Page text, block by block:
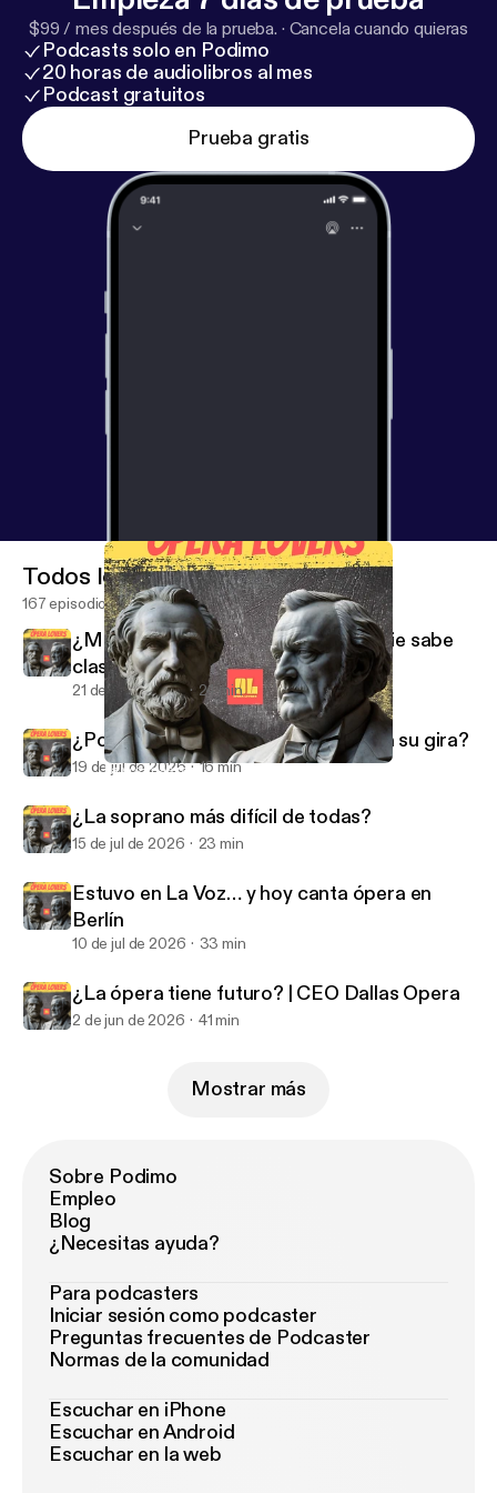
$99 / mes después de la prueba. · Cancela cuando quieras
Podcasts solo en Podimo
20 horas de audiolibros al mes
Podcast gratuitos
Prueba gratis
La voz más rara de la ópera
Todos los episodios
167 episodios
¿Mezzo o soprano? La voz que nadie sabe
clasificar
21 de jul de 2026 24 min
¿Por qué Javier Camarena la invitó a su gira?
19 de jul de 2026 16 min
¿La soprano más difícil de todas?
15 de jul de 2026 23 min
Estuvo en La Voz… y hoy canta ópera en
Berlín
10 de jul de 2026 33 min
¿La ópera tiene futuro? | CEO Dallas Opera
2 de jun de 2026 41 min
Mostrar más
Sobre Podimo
Empleo
Blog
¿Necesitas ayuda?
Para podcasters
Iniciar sesión como podcaster
Preguntas frecuentes de Podcaster
Normas de la comunidad
Escuchar en iPhone
Escuchar en Android
Escuchar en la web